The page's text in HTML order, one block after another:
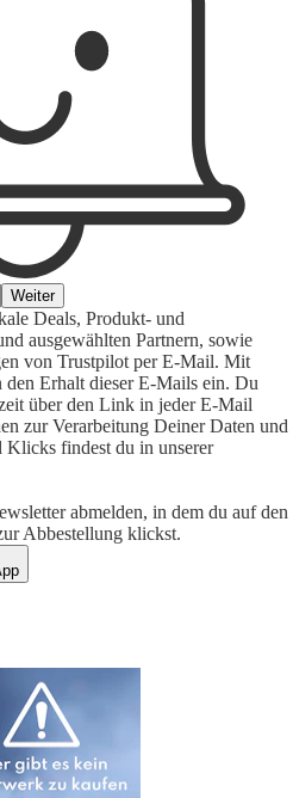
Weiter
Deals, Produkt- und
ausgewählten Partnern, sowie
von Trustpilot per E-Mail. Mit
Erhalt dieser E-Mails ein. Du
über den Link in jeder E-Mail
zur Verarbeitung Deiner Daten und
findest du in unserer
abmelden, in dem du auf den
Abbestellung klickst.